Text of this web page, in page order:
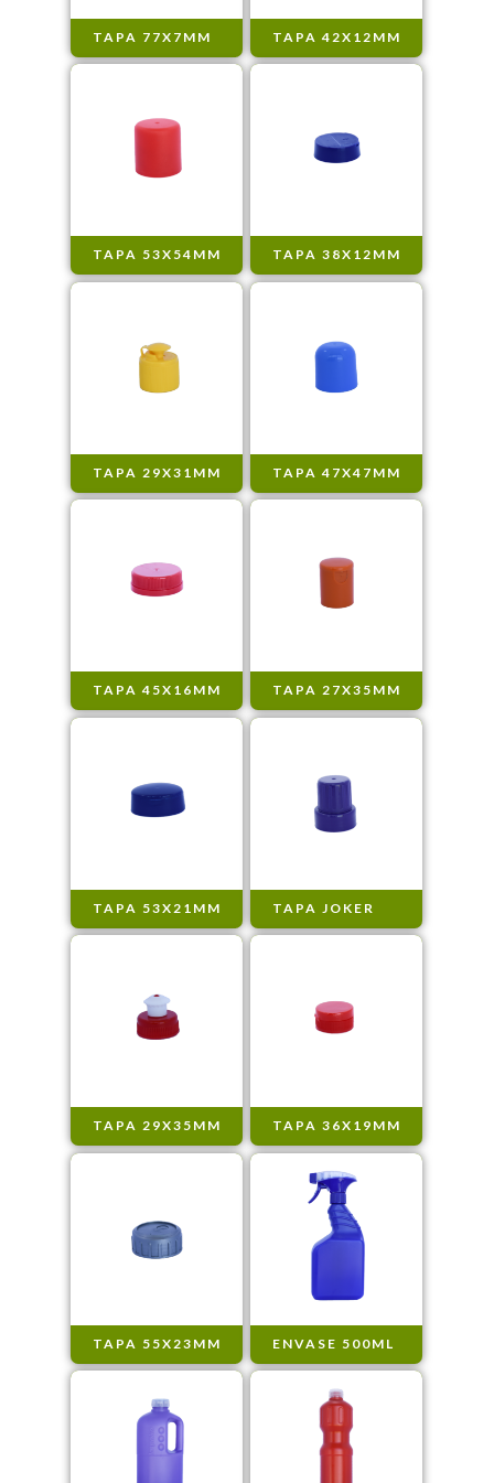
TAPA 77X7MM TAPA 42X12MM
TAPA 53X54MM TAPA 38X12MM
TAPA 29X31MM TAPA 47X47MM
TAPA 45X16MM TAPA 27X35MM
TAPA 53X21MM TAPA JOKER
TAPA 29X35MM TAPA 36X19MM
TAPA 55X23MM ENVASE 500ML